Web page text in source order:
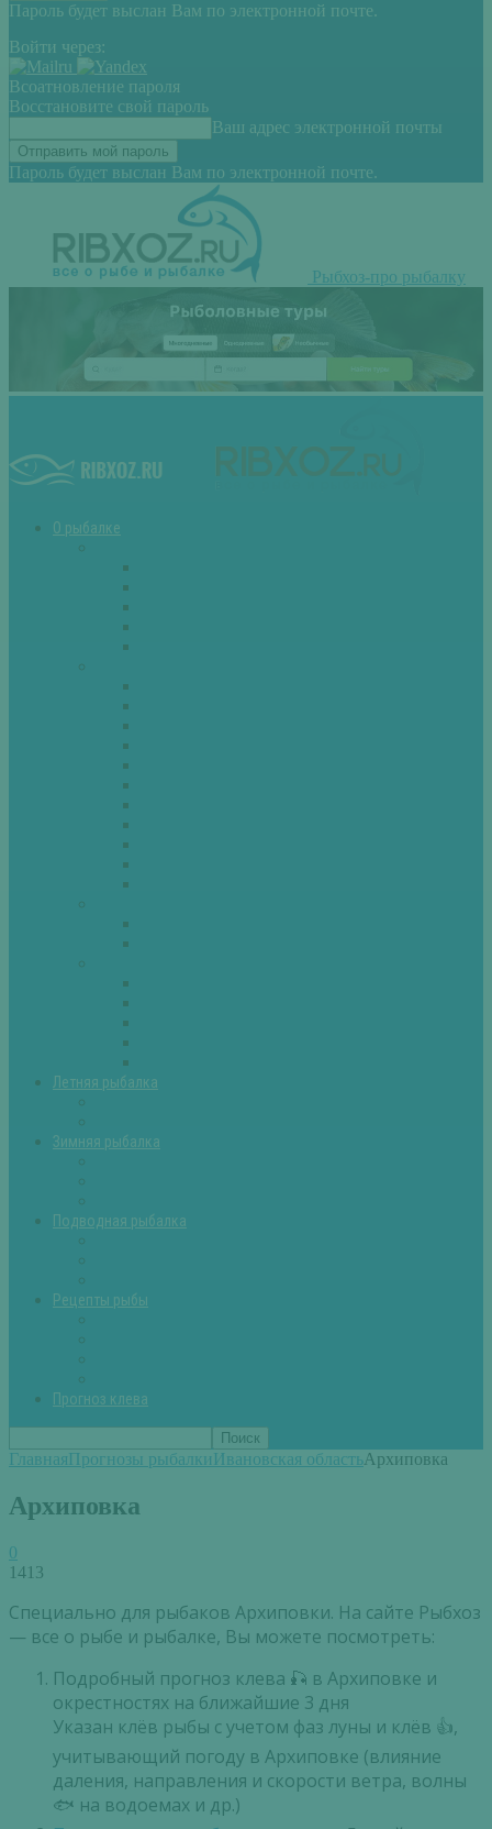
Пароль будет выслан Вам по электронной почте.
Войти через:
Всоатновление пароля
Восстановите свой пароль
Ваш адрес электронной почты
Пароль будет выслан Вам по электронной почте.
Рыбхоз-про рыбалку
О рыбалке
Летняя рыбалка
Зимняя рыбалка
Подводная рыбалка
Рецепты рыбы
Прогноз клева
ГлавнаяПрогнозы рыбалкиИвановская областьАрхиповка
Архиповка
0
1413
Специально для рыбаков Архиповки. На сайте Рыбхоз
— все о рыбе и рыбалке, Вы можете посмотреть:
Подробный прогноз клева 🎣 в Архиповке и
окрестностях на ближайшие 3 дня
Указан клёв рыбы с учетом фаз луны и клёв 👍,
учитывающий погоду в Архиповке (влияние
даления, направления и скорости ветра, волны
🐟 на водоемах и др.)